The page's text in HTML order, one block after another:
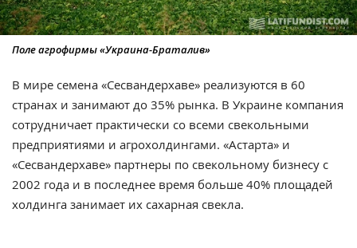
Поле агрофирмы «Украина-Браталив»
В мире семена «Сесвандерхаве» реализуются в 60
странах и занимают до 35% рынка. В Украине компания
сотрудничает практически со всеми свекольными
предприятиями и агрохолдингами. «Астарта» и
«Сесвандерхаве» партнеры по свекольному бизнесу с
2002 года и в последнее время больше 40% площадей
холдинга занимает их сахарная свекла.